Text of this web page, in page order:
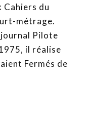
Cahiers du
métrage.
Pilote
il réalise
Fermés de